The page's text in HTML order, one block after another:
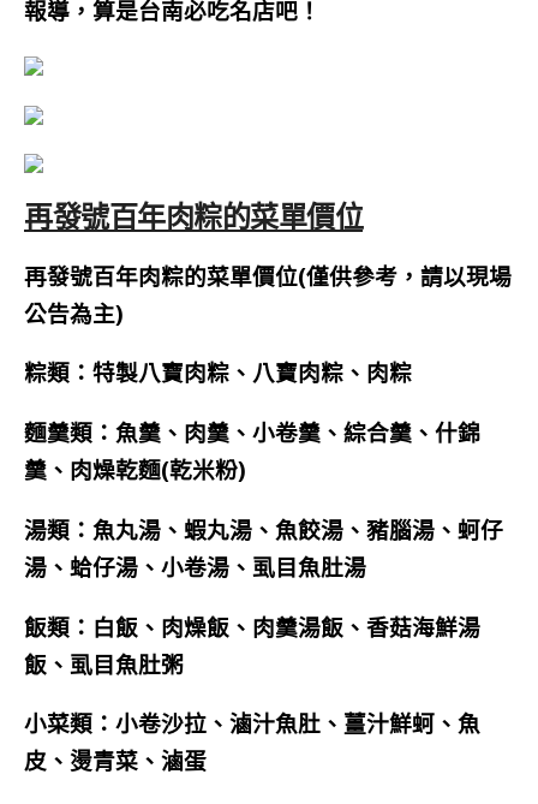
報導，算是台南必吃名店吧！
再發號百年肉粽的菜單價位
再發號百年肉粽的菜單價位(僅供參考，請以現場
公告為主)
粽類：特製八寶肉粽、八寶肉粽、肉粽
麵羹類：魚羹、肉羹、小卷羹、綜合羹、什錦
羹、肉燥乾麵(乾米粉)
湯類：魚丸湯、蝦丸湯、魚餃湯、豬腦湯、蚵仔
湯、蛤仔湯、小卷湯、虱目魚肚湯
飯類：白飯、肉燥飯、肉羹湯飯、香菇海鮮湯
飯、虱目魚肚粥
小菜類：小卷沙拉、滷汁魚肚、薑汁鮮蚵、魚
皮、燙青菜、滷蛋